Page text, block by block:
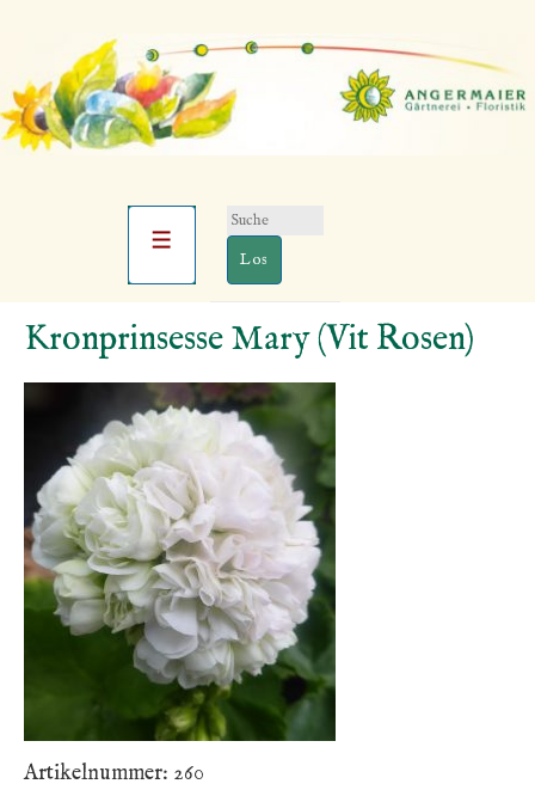
Hauptnavigation
Menü
Suchen
nach:
ZumKronprinsesse Mary (Vit Rosen)
Artikelnummer: 260